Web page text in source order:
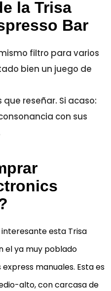
la Trisa
Bar
filtro para varios
bien un juego de
reseñar. Si acaso:
con sus
esta Trisa
el ya muy poblado
manuales. Esta es
alto, con carcasa de